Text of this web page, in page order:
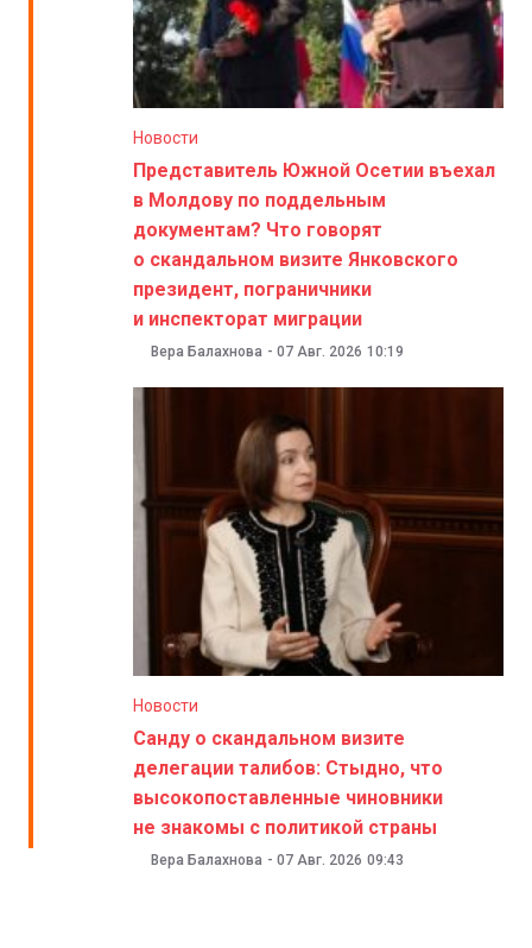
Новости
Представитель Южной Осетии въехал
в Молдову по поддельным
документам? Что говорят
о скандальном визите Янковского
президент, пограничники
и инспекторат миграции
Вера Балахнова - 07 Авг. 2026 10:19
Новости
Санду о скандальном визите
делегации талибов: Стыдно, что
высокопоставленные чиновники
не знакомы с политикой страны
Вера Балахнова - 07 Авг. 2026 09:43